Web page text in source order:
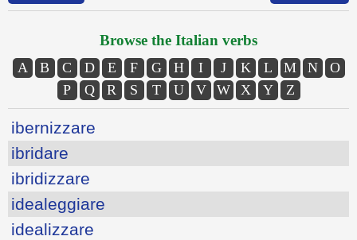
Browse the Italian verbs
A B C D E F G H I J K L M N
O
P
Q R S T U V W X Y Z
ibernizzare
ibridare
ibridizzare
idealeggiare
idealizzare